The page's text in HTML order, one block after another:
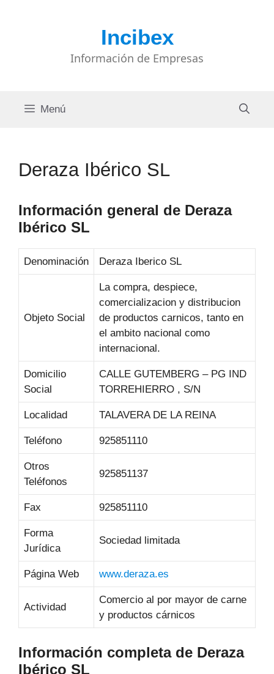
Incibex
Información de Empresas
Menú
Deraza Ibérico SL
Información general de Deraza
Ibérico SL
Denominación Deraza Iberico SL
Objeto Social
La compra, despiece,
comercializacion y distribucion
de productos carnicos, tanto en
el ambito nacional como
internacional.
Domicilio
Social
CALLE GUTEMBERG – PG IND
TORREHIERRO , S/N
Localidad TALAVERA DE LA REINA
Teléfono 925851110
Otros
Teléfonos
925851137
Fax 925851110
Forma
Jurídica
Sociedad limitada
Página Web www.deraza.es
Actividad
Comercio al por mayor de carne
y productos cárnicos
Información completa de Deraza
Ibérico SL